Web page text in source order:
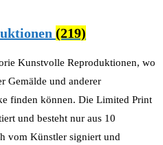
(219)
Kunstvolle Reproduktionen, wo
Gemälde und anderer
finden können. Die Limited Print
und besteht nur aus 10
vom Künstler signiert und